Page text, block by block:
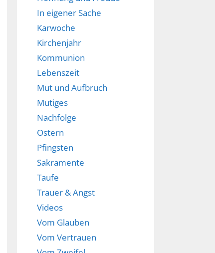
In eigener Sache
Karwoche
Kirchenjahr
Kommunion
Lebenszeit
Mut und Aufbruch
Mutiges
Nachfolge
Ostern
Pfingsten
Sakramente
Taufe
Trauer & Angst
Videos
Vom Glauben
Vom Vertrauen